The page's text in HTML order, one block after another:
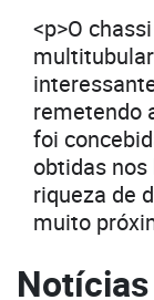
<p>O
remetendo
foi
obtidas
riqueza de
muito
Notícias